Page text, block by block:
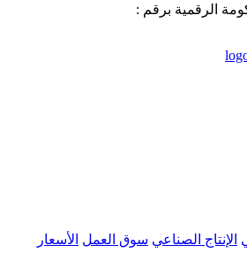
الرقمية برقم :
الإنتاج الصناعي سوق العمل الأسعار